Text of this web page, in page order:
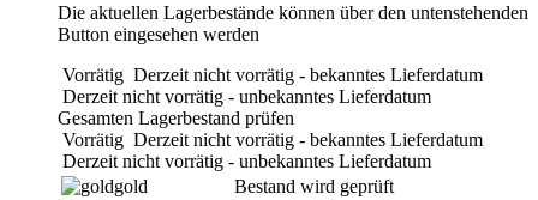
Die aktuellen Lagerbestände können über den untenstehenden
Button eingesehen werden
Vorrätig Derzeit nicht vorrätig - bekanntes Lieferdatum
Derzeit nicht vorrätig - unbekanntes Lieferdatum
Gesamten Lagerbestand prüfen
Vorrätig Derzeit nicht vorrätig - bekanntes Lieferdatum
Derzeit nicht vorrätig - unbekanntes Lieferdatum
gold
Bestand wird geprüft